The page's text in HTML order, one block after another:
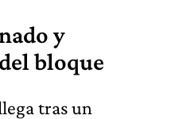
y
bloque
tras un